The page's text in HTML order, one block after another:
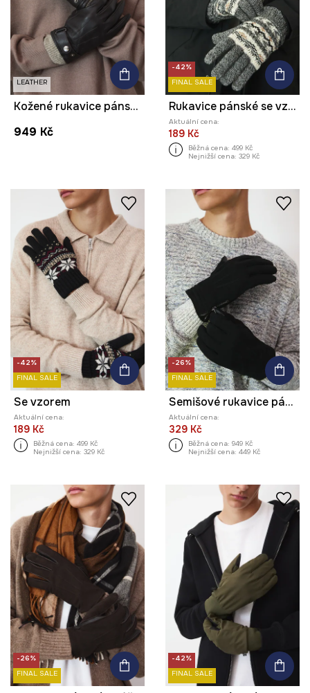
LEATHER
Kožené rukavice pánské se stahovákem
949 Kč
-42%
FINAL SALE
Rukavice pánské se vzorem
Aktuální cena:
189 Kč
Běžná cena: 499 Kč
Nejnižší cena: 329 Kč
-42%
FINAL SALE
Se vzorem
Aktuální cena:
189 Kč
Běžná cena: 499 Kč
Nejnižší cena: 329 Kč
-26%
FINAL SALE
Semišové rukavice pánské
Aktuální cena:
329 Kč
Běžná cena: 949 Kč
Nejnižší cena: 449 Kč
-26%
FINAL SALE
-42%
FINAL SALE